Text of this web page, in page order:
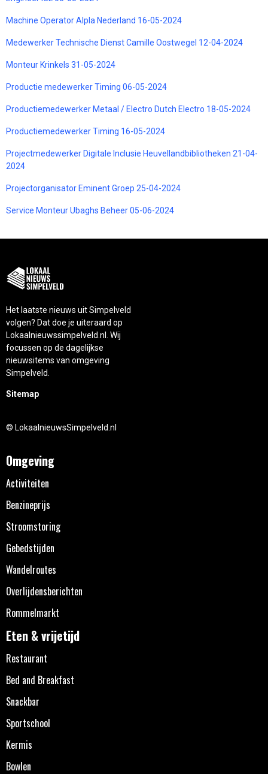
Machine Operator Alpla Nederland 16-05-2024
Medewerker Technische Dienst Camille Oostwegel 12-04-2024
Monteur Krinkels 31-05-2024
Productie medewerker Timing 06-05-2024
Productiemedewerker Metaal / Electro Dutch Electro 18-05-2024
Productiemedewerker Timing 16-05-2024
Projectmedewerker Digitale Inclusie Heuvellandbibliotheken 21-04-
2024
Projectorganisator Eminent Groep 25-04-2024
Service Monteur Ubaghs Beheer 05-06-2024
Het laatste nieuws uit Simpelveld
volgen? Dat doe je uiteraard op
Lokaalnieuwssimpelveld.nl. Wij
focussen op de dagelijkse
nieuwsitems van omgeving
Simpelveld.
Sitemap
© LokaalnieuwsSimpelveld.nl
Omgeving
Activiteiten
Benzineprijs
Stroomstoring
Gebedstijden
Wandelroutes
Overlijdensberichten
Rommelmarkt
Eten & vrijetijd
Restaurant
Bed and Breakfast
Snackbar
Sportschool
Kermis
Bowlen